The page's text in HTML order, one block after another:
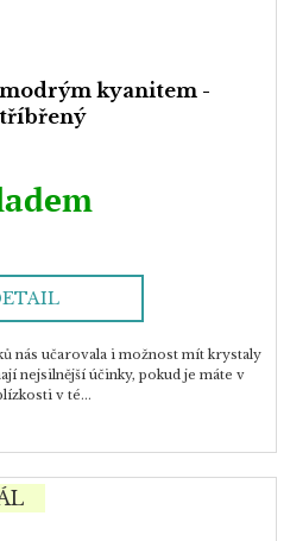
kyanitem -
nás učarovala i možnost mít krystaly
nejsilnější účinky, pokud je máte v
v té...